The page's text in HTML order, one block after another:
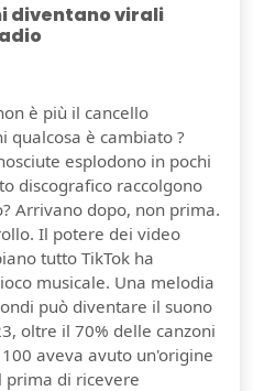
diventano virali
è più il cancello
qualcosa è cambiato ?
esplodono in pochi
discografico raccolgono
Arrivano dopo, non prima.
Il potere dei video
tutto TikTok ha
musicale. Una melodia
può diventare il suono
oltre il 70% delle canzoni
aveva avuto un'origine
prima di ricevere